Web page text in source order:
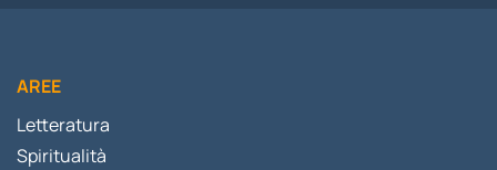
AREE
Letteratura
Spiritualità